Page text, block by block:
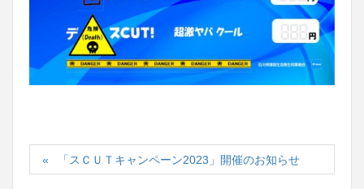
「スＣＵＴキャンペーン2023」開催のお知らせ